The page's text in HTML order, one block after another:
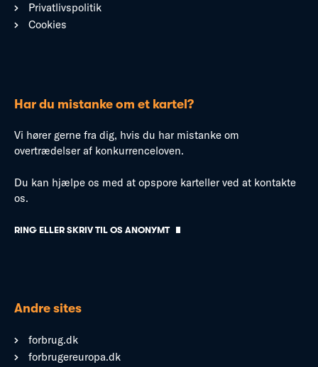
Privatlivspolitik
Cookies
Har du mistanke om et kartel?
Vi hører gerne fra dig, hvis du har mistanke om
overtrædelser af konkurrenceloven.
Du kan hjælpe os med at opspore karteller ved at kontakte
os.
RING ELLER SKRIV TIL OS ANONYMT
Andre sites
forbrug.dk
forbrugereuropa.dk